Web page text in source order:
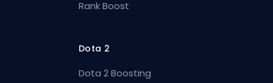
Rank Boost
Dota 2
Dota 2 Boosting